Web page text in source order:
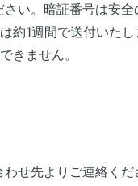
い。暗証番号は安
約1週間で送付いたし
きません。
せ先よりご連絡くだ